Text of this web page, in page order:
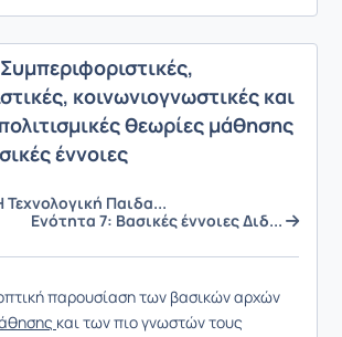
κοινωνιογνωστικές και
θεωρίες μάθησης
έννοιες
Τεχνολογική Παιδα...
Ενότητα 7: Βασικές έννοιες Διδ...
παρουσίαση των βασικών αρχών
και των πιο γνωστών τους